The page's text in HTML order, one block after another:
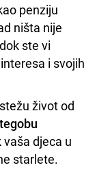
penziju
ništa nije
ste vi
i svojih
život od
vaša djeca u
starlete.